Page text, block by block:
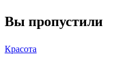
Вы пропустили
Красота